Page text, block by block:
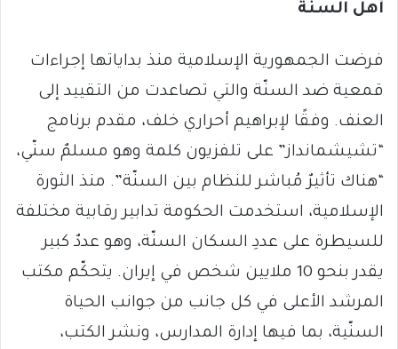
أهل السنّة
فرضت الجمهورية الإسلامية منذ بداياتها إجراءات
قمعية ضد السنّة والتي تصاعدت من التقييد إلى
العنف. وفقًا لإبراهيم أحراري خلف، مقدم برنامج
“تشيشمانداز” على تلفزيون كلمة وهو مسلمٌ سنّي،
“هناك تأثيرٌ مُباشر للنظام بين السنّة”. منذ الثورة
الإسلامية، استخدمت الحكومة تدابير رقابية مختلفة
للسيطرة على عددِ السكان السنّة، وهو عددٌ كبير
يقدر بنحو 10 ملايين شخص في إيران. يتحكّم مكتب
المرشد الأعلى في كل جانب من جوانب الحياة
السنّية، بما فيها إدارة المدارس، ونشر الكتب،